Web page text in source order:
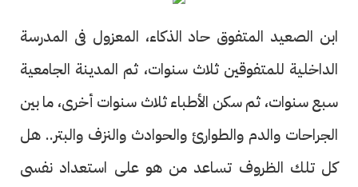
ابن الصعيد المتفوق حاد الذكاء، المعزول فى المدرسة
الداخلية للمتفوقين ثلاث سنوات، ثم المدينة الجامعية
سبع سنوات، ثم سكن الأطباء ثلاث سنوات أخرى، ما بين
الجراحات والدم والطوارئ والحوادث والنزف والبتر.. هل
كل تلك الظروف تساعد من هو على استعداد نفسى